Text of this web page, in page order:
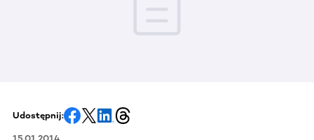
Udostępnij:
15.01.2014